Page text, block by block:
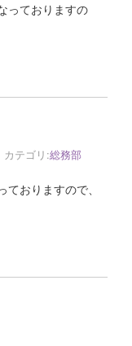
っておりますの
カテゴリ:総務部
おりますので、